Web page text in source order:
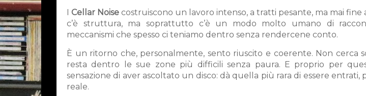
Cellar Noise costruiscono un lavoro intenso, a tratti pesante, ma mai fine
c’è struttura, ma soprattutto c’è un modo molto umano di
meccanismi che spesso ci teniamo dentro senza rendercene conto.
È un ritorno che, personalmente, sento riuscito e coerente. Non cerca
resta dentro le sue zone più difficili senza paura. E proprio per
sensazione di aver ascoltato un disco: dà quella più rara di essere entrati,
reale.